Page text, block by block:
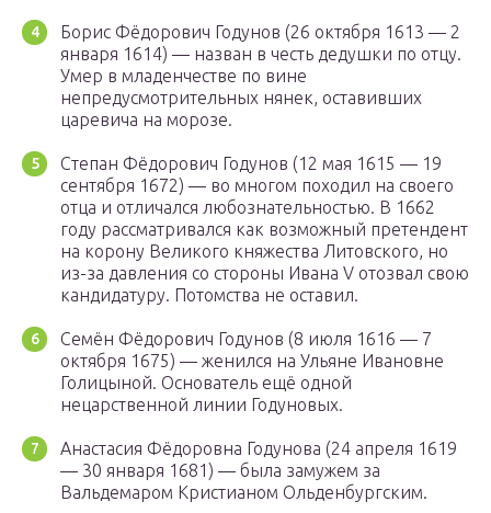
Борис Фёдорович Годунов (26 октября 1613 — 2
января 1614) — назван в честь дедушки по отцу.
Умер в младенчестве по вине
непредусмотрительных нянек, оставивших
царевича на морозе.
Степан Фёдорович Годунов (12 мая 1615 — 19
сентября 1672) — во многом походил на своего
отца и отличался любознательностью. В 1662
году рассматривался как возможный претендент
на корону Великого княжества Литовского, но
из-за давления со стороны Ивана V отозвал свою
кандидатуру. Потомства не оставил.
Семён Фёдорович Годунов (8 июля 1616 — 7
октября 1675) — женился на Ульяне Ивановне
Голицыной. Основатель ещё одной
нецарственной линии Годуновых.
Анастасия Фёдоровна Годунова (24 апреля 1619
— 30 января 1681) — была замужем за
Вальдемаром Кристианом Ольденбургским.